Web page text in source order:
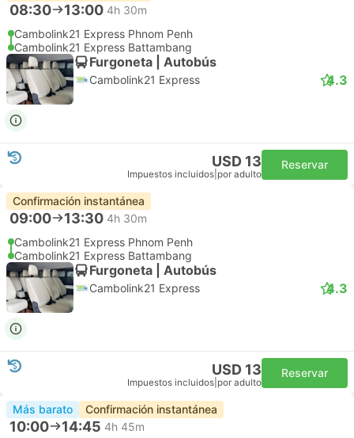
08:30 13:00 4h 30m
Cambolink21 Express Phnom Penh
Cambolink21 Express Battambang
Furgoneta | Autobús
Cambolink21 Express 4.3
USD 13
Impuestos incluidos por adulto
Reservar
Confirmación instantánea
09:00 13:30 4h 30m
Cambolink21 Express Phnom Penh
Cambolink21 Express Battambang
Furgoneta | Autobús
Cambolink21 Express 4.3
USD 13
Impuestos incluidos por adulto
Reservar
Más barato Confirmación instantánea
10:00 14:45 4h 45m